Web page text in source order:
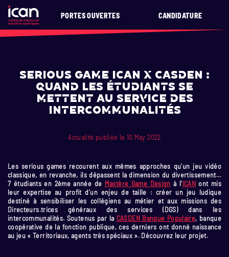
PORTES OUVERTES CANDIDATURE
Serious game ICAN x CASDEN :
quand les étudiants se
mettent au service des
intercommunalités
Actualité publiée le 10 May 2022
Les serious games recourent aux mêmes approches qu’un jeu vidéo
classique, en revanche, ils dépassent la dimension du divertissement…
7 étudiants en 2ème année de Mastère Game Design à l’ICANont mis
leur expertise au profit d’un enjeu de taille : créer un jeu ludique
destiné à sensibiliser les collégiens au métier et aux missions des
Directeurs.trices généraux des services (DGS) dans les
intercommunalités. Soutenus par la CASDEN Banque Populaire, banque
coopérative de la fonction publique, ces derniers ont donné naissance
au jeu « Territoriaux, agents très spéciaux ». Découvrez leur projet.